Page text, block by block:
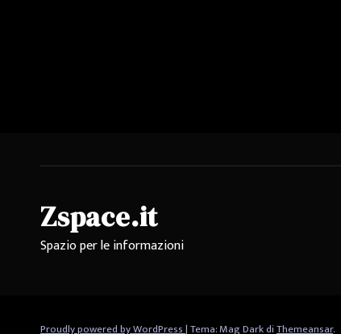
Zspace.it
Spazio per le informazioni
Proudly powered by WordPress|Tema: Mag Dark diThemeansar.